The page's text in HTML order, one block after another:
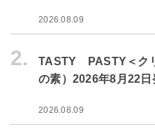
2026.08.09
2.
TASTY PASTY＜ク
の素）2026年8月22日
2026.08.09